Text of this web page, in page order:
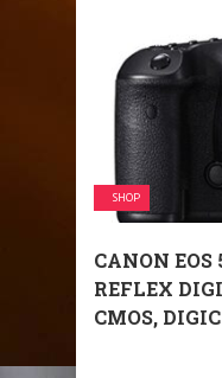
SHOP
CANON EOS
REFLEX
CMOS,